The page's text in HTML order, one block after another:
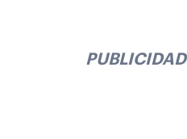
PUBLICIDAD